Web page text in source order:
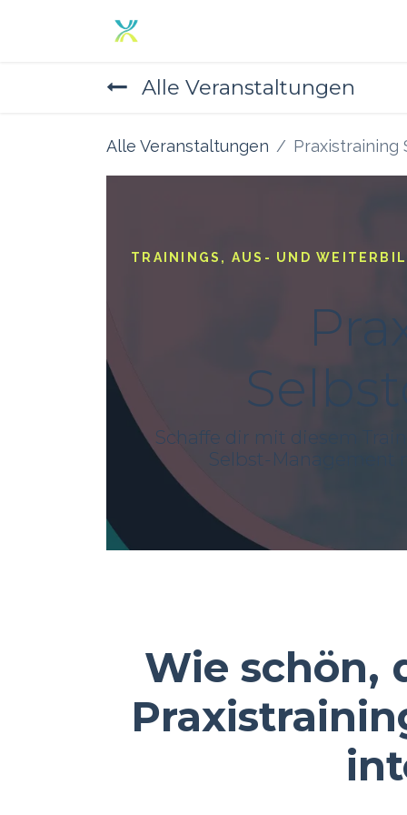
Alle Veranstaltungen
Alle Veranstaltungen Praxistraining
TRAININGS, AUS- UND
Schaffe dir mit diesem
Selbst-Management
Wie schön,